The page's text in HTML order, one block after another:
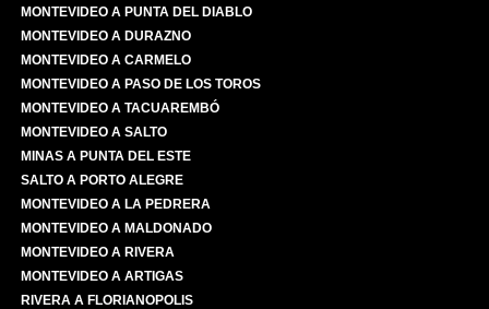
MONTEVIDEO A PUNTA DEL DIABLO
MONTEVIDEO A DURAZNO
MONTEVIDEO A CARMELO
MONTEVIDEO A PASO DE LOS TOROS
MONTEVIDEO A TACUAREMBÓ
MONTEVIDEO A SALTO
MINAS A PUNTA DEL ESTE
SALTO A PORTO ALEGRE
MONTEVIDEO A LA PEDRERA
MONTEVIDEO A MALDONADO
MONTEVIDEO A RIVERA
MONTEVIDEO A ARTIGAS
RIVERA A FLORIANOPOLIS